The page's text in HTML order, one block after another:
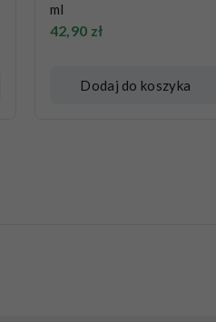
ml
42,90 zł
Dodaj do koszyka